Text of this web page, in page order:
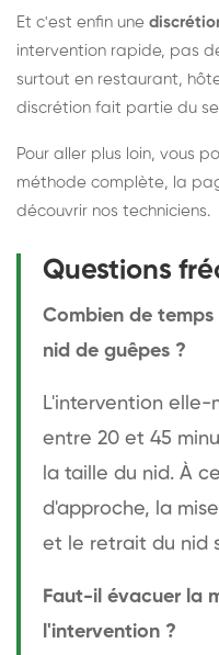
Et c'est enfin une
intervention rapide, pas
surtout en restaurant,
discrétion fait partie du
Pour aller plus loin, vous
méthode complète, la
découvrir nos techniciens.
Questions
Combien de
nid de guêpes ?
L'intervention
entre 20 et 45
la taille du nid. À
d'approche, la
et le retrait du nid
Faut-il évacuer la
l'intervention ?